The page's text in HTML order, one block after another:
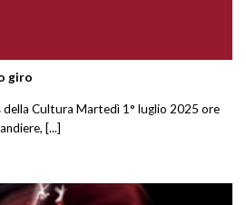
giro
della Cultura Martedì 1° luglio 2025 ore
[...]